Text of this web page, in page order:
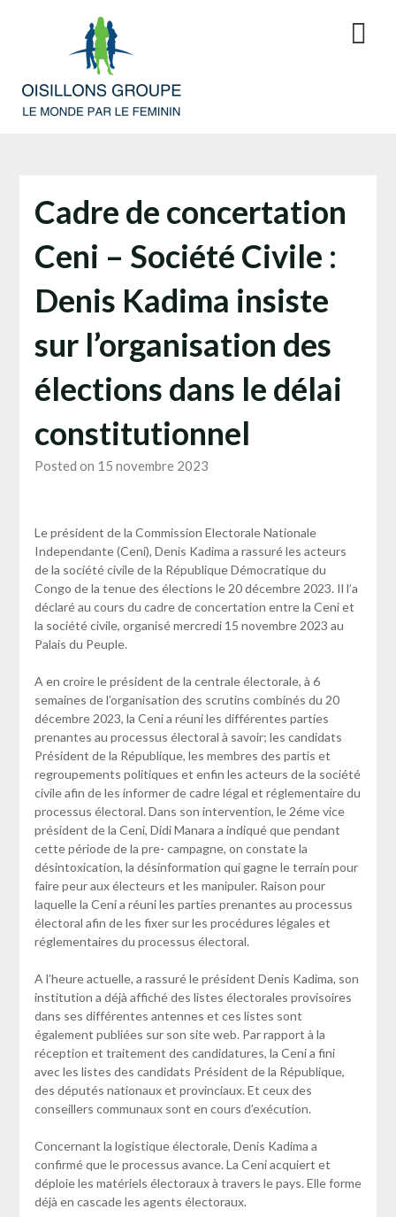
Cadre de concertation
Ceni – Société Civile :
Denis Kadima insiste
sur l’organisation des
élections dans le délai
constitutionnel
Posted on 15 novembre 2023
Le président de la Commission Electorale Nationale
Independante (Ceni), Denis Kadima a rassuré les acteurs
de la société civile de la République Démocratique du
Congo de la tenue des élections le 20 décembre 2023. Il l’a
déclaré au cours du cadre de concertation entre la Ceni et
la société civile, organisé mercredi 15 novembre 2023 au
Palais du Peuple.
A en croire le président de la centrale électorale, à 6
semaines de l’organisation des scrutins combinés du 20
décembre 2023, la Ceni a réuni les différentes parties
prenantes au processus électoral à savoir; les candidats
Président de la République, les membres des partis et
regroupements politiques et enfin les acteurs de la société
civile afin de les informer de cadre légal et réglementaire du
processus électoral. Dans son intervention, le 2éme vice
président de la Ceni, Didi Manara a indiqué que pendant
cette période de la pre- campagne, on constate la
désintoxication, la désinformation qui gagne le terrain pour
faire peur aux électeurs et les manipuler. Raison pour
laquelle la Ceni a réuni les parties prenantes au processus
électoral afin de les fixer sur les procédures légales et
réglementaires du processus électoral.
A l’heure actuelle, a rassuré le président Denis Kadima, son
institution a déjà affiché des listes électorales provisoires
dans ses différentes antennes et ces listes sont
également publiées sur son site web. Par rapport à la
réception et traitement des candidatures, la Ceni a fini
avec les listes des candidats Président de la République,
des députés nationaux et provinciaux. Et ceux des
conseillers communaux sont en cours d’exécution.
Concernant la logistique électorale, Denis Kadima a
confirmé que le processus avance. La Ceni acquiert et
déploie les matériels électoraux à travers le pays. Elle forme
déjà en cascade les agents électoraux.